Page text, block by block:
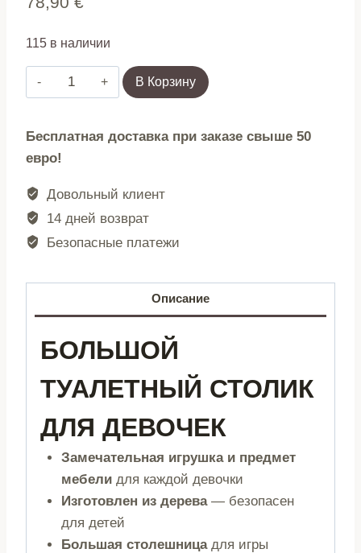
115 в наличии
Количество
товара
деревянный
туалетный
детей
с
девочек
В Корзину
Бесплатная доставка при заказе свыше 50
евро!
Довольный клиент
14 дней возврат
Безопасные платежи
Описание
БОЛЬШОЙ
ТУАЛЕТНЫЙ СТОЛИК
ДЛЯ ДЕВОЧЕК
Замечательная игрушка и предмет
мебелидля каждой девочки
Изготовлен из дерева— безопасен
для детей
Большая столешницадля игры